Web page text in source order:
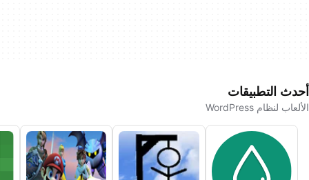
أحدث التطبيقات
الألعاب لنظام WordPress